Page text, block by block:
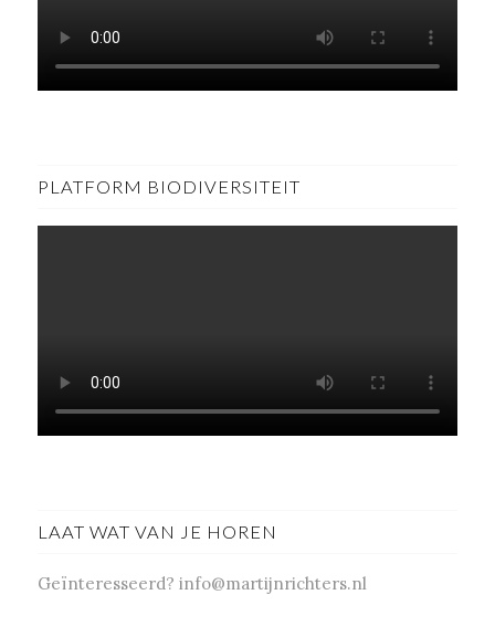
PLATFORM BIODIVERSITEIT
LAAT WAT VAN JE HOREN
Geïnteresseerd? info@martijnrichters.nl